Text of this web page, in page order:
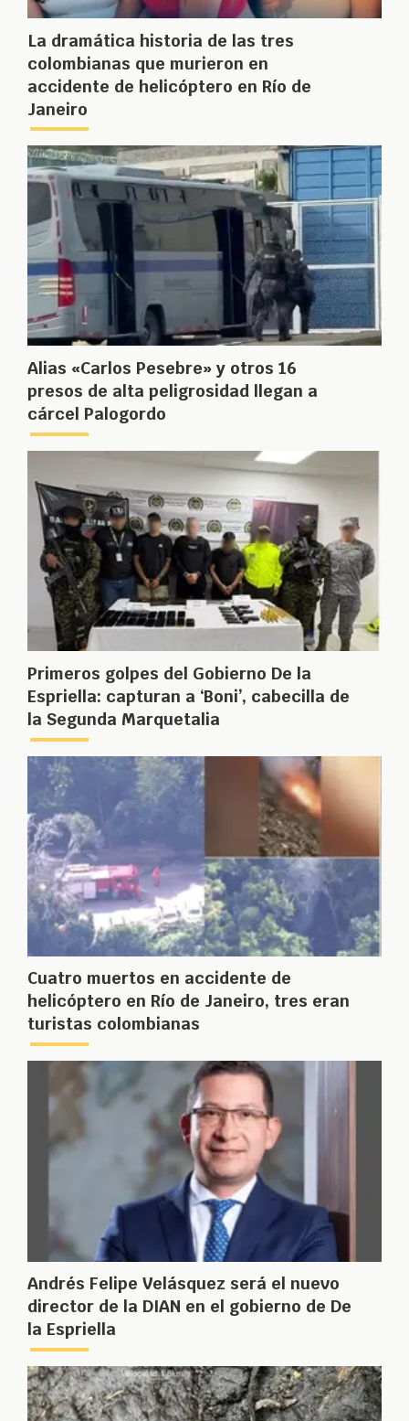
La dramática historia de las tres
colombianas que murieron en
accidente de helicóptero en Río de
Janeiro
Alias «Carlos Pesebre» y otros 16
presos de alta peligrosidad llegan a
cárcel Palogordo
Primeros golpes del Gobierno De la
Espriella: capturan a ‘Boni’, cabecilla de
la Segunda Marquetalia
Cuatro muertos en accidente de
helicóptero en Río de Janeiro, tres eran
turistas colombianas
Andrés Felipe Velásquez será el nuevo
director de la DIAN en el gobierno de De
la Espriella